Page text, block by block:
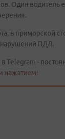
Один водитель
в приморской
нарушений ПДД.
Telegram -
нажатием!